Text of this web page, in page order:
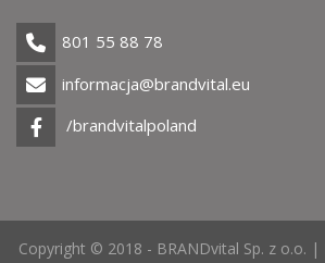
801 55 88 78
informacja@brandvital.eu
/brandvitalpoland
Copyright © 2018 - BRANDvital Sp. z o.o. |